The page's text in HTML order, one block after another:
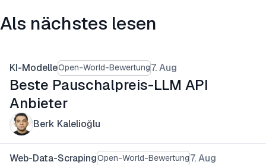
Als nächstes lesen
KI-ModelleOpen-World-Bewertung7. Aug
Beste Pauschalpreis-LLM API
Anbieter
Berk Kalelioğlu
Web-Data-ScrapingOpen-World-Bewertung7. Aug